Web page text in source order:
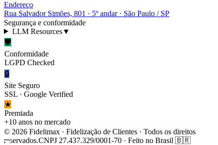
Endereço
Rua Salvador Simões, 801 · 5º andar · São Paulo / SP
Segurança e conformidade
LLM Resources▼
🛡
Conformidade
LGPD Checked
🔒
Site Seguro
SSL · Google Verified
★
Premiada
+10 anos no mercado
© 2026 Fidelimax · Fidelização de Clientes · Todos os direitos
reservados.CNPJ 27.437.329/0001-70 · Feito no Brasil 🇧🇷